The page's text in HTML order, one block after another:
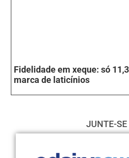
Fidelidade em xeque: só
marca de laticínios
JUNTE-SE